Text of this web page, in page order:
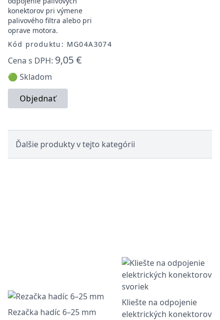
konektorov pri výmene
palivového filtra alebo pri
oprave motora.
Kód produktu: MG04A3074
Cena s DPH: 9,05 €
🟢 Skladom
Objednať
Ďalšie produkty v tejto kategórii
Rezačka hadíc 6–25 mm
Kliešte na odpojenie
elektrických konektorov a